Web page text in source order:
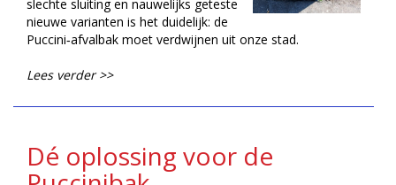
slechte sluiting en nauwelijks geteste
nieuwe varianten is het duidelijk: de
Puccini‑afvalbak moet verdwijnen uit onze stad.
Lees verder >>
Dé oplossing voor de